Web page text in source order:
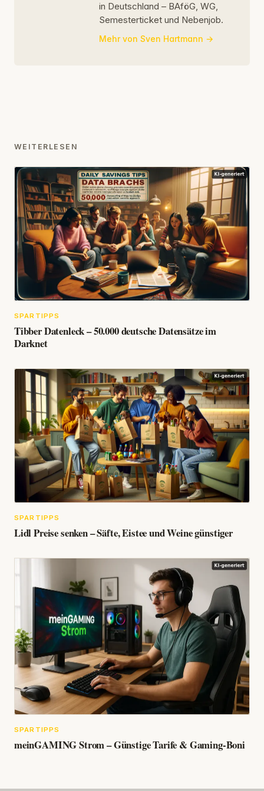
in Deutschland – BAföG, WG,
Semesterticket und Nebenjob.
Mehr von Sven Hartmann
WEITERLESEN
SPARTIPPS
Tibber Datenleck – 50.000 deutsche Datensätze im
Darknet
SPARTIPPS
Lidl Preise senken – Säfte, Eistee und Weine günstiger
SPARTIPPS
meinGAMING Strom – Günstige Tarife & Gaming-Boni